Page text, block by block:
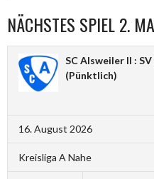
NÄCHSTES SPIEL 2.
SC Alsweiler II :
(Pünktlich)
16. August 2026
Kreisliga A Nahe